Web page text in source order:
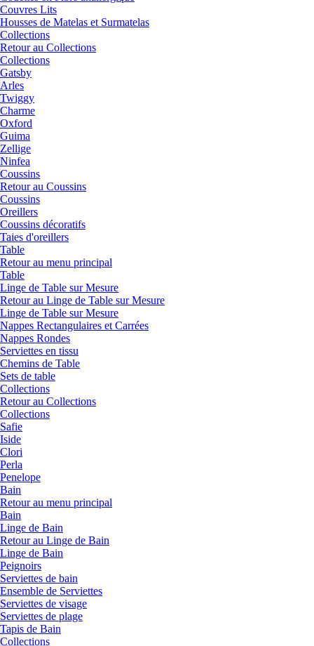
Couvres Lits
Housses de Matelas et Surmatelas
Collections
Retour au Collections
Collections
Gatsby
Arles
Twiggy
Charme
Oxford
Guima
Zellige
Ninfea
Coussins
Retour au Coussins
Coussins
Oreillers
Coussins décoratifs
Taies d'oreillers
Table
Retour au menu principal
Table
Linge de Table sur Mesure
Retour au Linge de Table sur Mesure
Linge de Table sur Mesure
Nappes Rectangulaires et Carrées
Nappes Rondes
Serviettes en tissu
Chemins de Table
Sets de table
Collections
Retour au Collections
Collections
Safie
Iside
Clori
Perla
Penelope
Bain
Retour au menu principal
Bain
Linge de Bain
Retour au Linge de Bain
Linge de Bain
Peignoirs
Serviettes de bain
Ensemble de Serviettes
Serviettes de visage
Serviettes de plage
Tapis de Bain
Collections